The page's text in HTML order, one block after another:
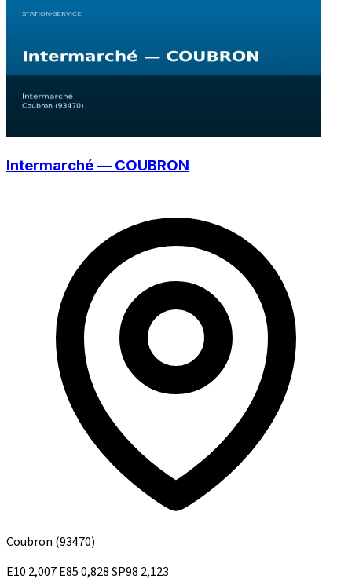
Intermarché — COUBRON
Coubron (93470)
E10 2,007E850,828SP98 2,123